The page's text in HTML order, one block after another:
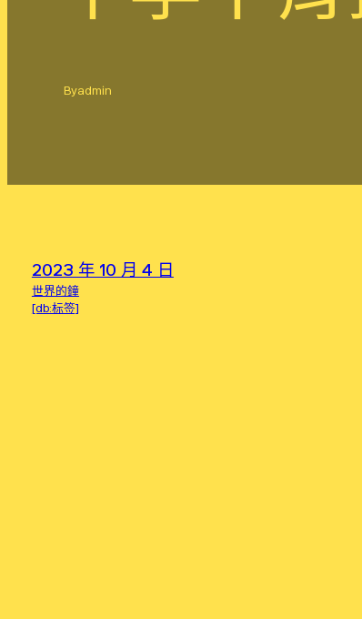
Byadmin
2023 年 10 月 4 日
世界的鐘
[db:标签]